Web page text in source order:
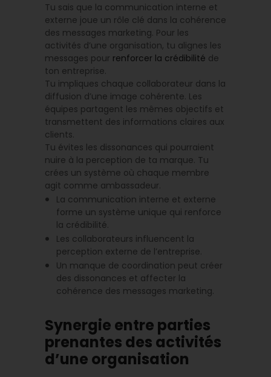
Tu sais que la communication interne et
externe joue un rôle clé dans la cohérence
des messages marketing. Pour les
activités d’une organisation, tu alignes les
messages pour renforcer la crédibilité de
ton entreprise.
Tu impliques chaque collaborateur dans la
diffusion d’une image cohérente. Les
équipes partagent les mêmes objectifs et
transmettent des informations claires aux
clients.
Tu évites les dissonances qui pourraient
nuire à la perception de ta marque. Tu
crées un système où chaque membre
agit comme ambassadeur.
La communication interne et externe
forme un système unique qui renforce
la crédibilité.
Les collaborateurs influencent la
perception externe de l’entreprise.
Un manque de coordination peut créer
des dissonances et affecter la
cohérence des messages marketing.
Synergie entre parties
prenantes des activités
d’une organisation